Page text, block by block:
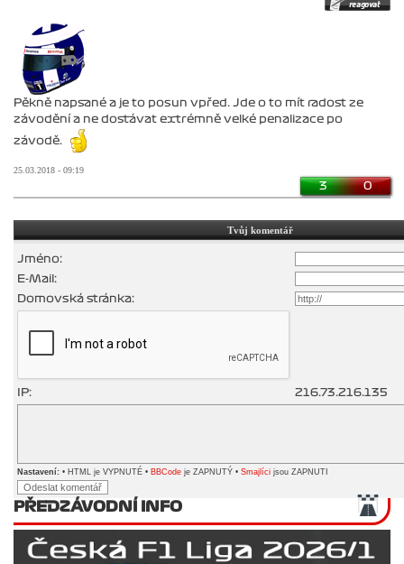
Pěkně napsané a je to posun vpřed. Jde o to mít radost ze
závodění a ne dostávat extrémně velké penalizace po
závodě.
25.03.2018 - 09:19
3 0
Tvůj komentář
Jméno:
E-Mail:
Domovská stránka:
IP: 216.73.216.135
Nastavení: • HTML je VYPNUTÉ • BBCode je ZAPNUTÝ • Smajlíci jsou ZAPNUTI
PŘEDZÁVODNÍ INFO